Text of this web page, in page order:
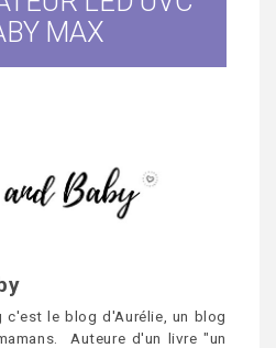
MAX
c'est le blog d'Aurélie, un blog
Auteure d'un livre "un